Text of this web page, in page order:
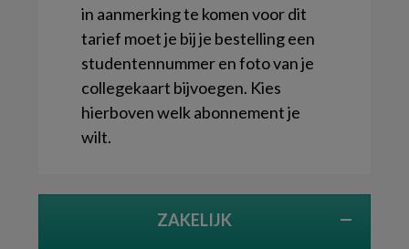
in aanmerking te komen voor dit
tarief moet je bij je bestelling een
studentennummer en foto van je
collegekaart bijvoegen. Kies
hierboven welk abonnement je
wilt.
ZAKELIJK